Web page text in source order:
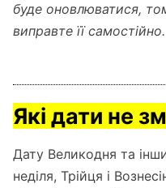
буде оновлюватися,
виправте її самостійно.
Які дати не
Дату Великодня та
неділя, Трійця і